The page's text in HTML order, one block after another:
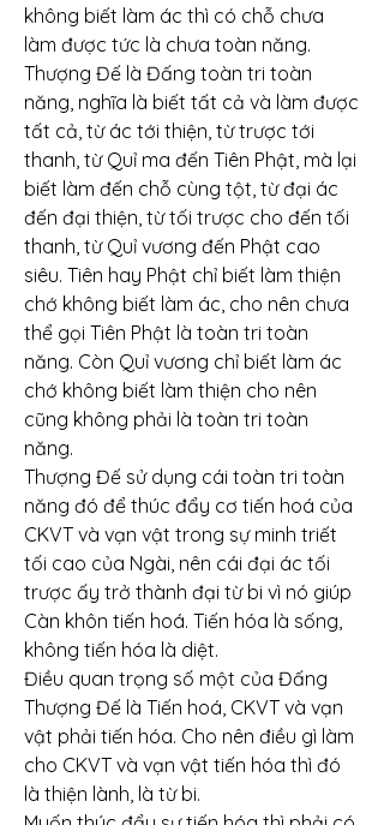
không biết làm ác thì có chỗ chưa
làm được tức là chưa toàn năng.
Thượng Đế là Đấng toàn tri toàn
năng, nghĩa là biết tất cả và làm được
tất cả, từ ác tới thiện, từ trược tới
thanh, từ Quỉ ma đến Tiên Phật, mà lại
biết làm đến chỗ cùng tột, từ đại ác
đến đại thiện, từ tối trược cho đến tối
thanh, từ Quỉ vương đến Phật cao
siêu. Tiên hay Phật chỉ biết làm thiện
chớ không biết làm ác, cho nên chưa
thể gọi Tiên Phật là toàn tri toàn
năng. Còn Quỉ vương chỉ biết làm ác
chớ không biết làm thiện cho nên
cũng không phải là toàn tri toàn
năng.
Thượng Đế sử dụng cái toàn tri toàn
năng đó để thúc đẩy cơ tiến hoá của
CKVT và vạn vật trong sự minh triết
tối cao của Ngài, nên cái đại ác tối
trược ấy trở thành đại từ bi vì nó giúp
Càn khôn tiến hoá. Tiến hóa là sống,
không tiến hóa là diệt.
Điều quan trọng số một của Đấng
Thượng Đế là Tiến hoá, CKVT và vạn
vật phải tiến hóa. Cho nên điều gì làm
cho CKVT và vạn vật tiến hóa thì đó
là thiện lành, là từ bi.